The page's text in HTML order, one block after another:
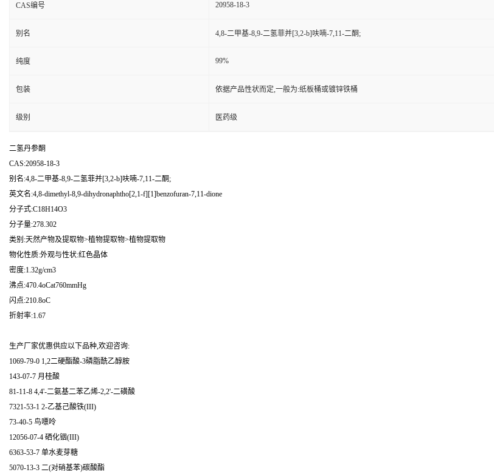
CAS编号 20958-18-3
别名 4,8-二甲基-8,9-二氢菲并[3,2-b]呋喃-7,11-二酮;
纯度 99%
包装 依据产品性状而定,一般为:纸板桶或镀锌铁桶
级别 医药级
二氢丹参酮
CAS:20958-18-3
别名:4,8-二甲基-8,9-二氢菲并[3,2-b]呋喃-7,11-二酮;
英文名:4,8-dimethyl-8,9-dihydronaphtho[2,1-f][1]benzofuran-7,11-dione
分子式:C18H14O3
分子量:278.302
类别:天然产物及提取物>植物提取物>植物提取物
物化性质:外观与性状:红色晶体
密度:1.32g/cm3
沸点:470.4oCat760mmHg
闪点:210.8oC
折射率:1.67
生产厂家优惠供应以下品种,欢迎咨询:
1069-79-0 1,2二硬酯酸-3磷脂酰乙醇胺
143-07-7 月桂酸
81-11-8 4,4'-二氨基二苯乙烯-2,2'-二磺酸
7321-53-1 2-乙基己酸铁(III)
73-40-5 鸟嘌呤
12056-07-4 硒化铟(III)
6363-53-7 单水麦芽糖
5070-13-3 二(对硝基苯)碳酸酯